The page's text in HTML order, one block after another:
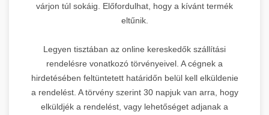
várjon túl sokáig. Előfordulhat, hogy a kívánt termék
eltűnik.
Legyen tisztában az online kereskedők szállítási
rendelésre vonatkozó törvényeivel. A cégnek a
hirdetésében feltüntetett határidőn belül kell elküldenie
a rendelést. A törvény szerint 30 napjuk van arra, hogy
elküldjék a rendelést, vagy lehetőséget adjanak a